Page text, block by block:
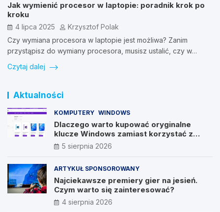
Jak wymienić procesor w laptopie: poradnik krok po
kroku
4 lipca 2025
Krzysztof Polak
Czy wymiana procesora w laptopie jest możliwa? Zanim
przystąpisz do wymiany procesora, musisz ustalić, czy w…
Czytaj dalej
Aktualności
KOMPUTERY WINDOWS
Dlaczego warto kupować oryginalne
klucze Windows zamiast korzystać z
nieautoryzowanych źródeł?
5 sierpnia 2026
ARTYKUŁ SPONSOROWANY
Najciekawsze premiery gier na jesień.
Czym warto się zainteresować?
4 sierpnia 2026